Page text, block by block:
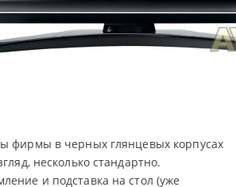
фирмы в черных глянцевых корпусах
несколько стандартно.
и подставка на стол (уже